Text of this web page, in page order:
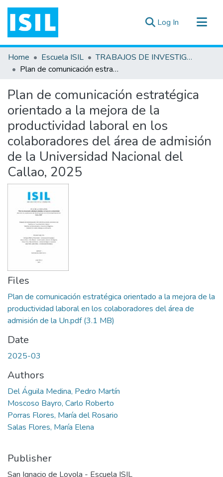
Log In (current)
All of DSpace
Statistics
Documentos ▾
Home Escuela ISIL
TRABAJOS DE INVESTIGACIÓN
Plan de comunicación estratégica orientado a la mejora de la productividad laboral en los colaboradores del área de admisión de la Universidad Nacional del Callao, 2025
Plan de comunicación estratégica
orientado a la mejora de la
productividad laboral en los
colaboradores del área de admisión
de la Universidad Nacional del
Callao, 2025
Files
Plan de comunicación estratégica orientado a la mejora de la
productividad laboral en los colaboradores del área de
admisión de la Un.pdf(3.1 MB)
Date
2025-03
Authors
Del Águila Medina, Pedro Martín
Moscoso Bayro, Carlo Roberto
Porras Flores, María del Rosario
Salas Flores, María Elena
Publisher
San Ignacio de Loyola - Escuela ISIL